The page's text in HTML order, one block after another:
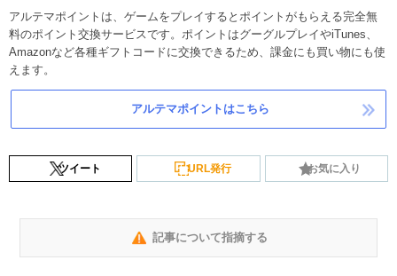
アルテマポイントは、ゲームをプレイするとポイントがもらえる完全無
料のポイント交換サービスです。ポイントはグーグルプレイやiTunes、
Amazonなど各種ギフトコードに交換できるため、課金にも買い物にも使
えます。
アルテマポイントはこちら
ツイート URL発行 お気に入り
記事について指摘する